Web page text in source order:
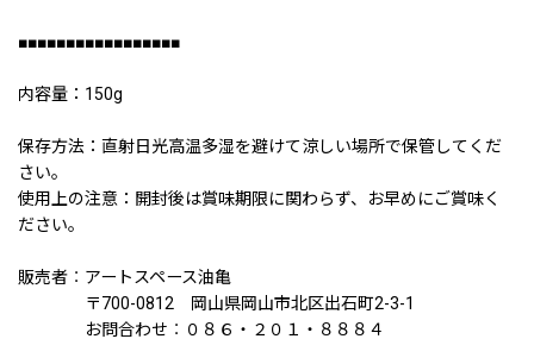
■■■■■■■■■■■■■■■■■
内容量：150g
保存方法：直射日光高温多湿を避けて涼しい場所で保管してくだ
さい。
使用上の注意：開封後は賞味期限に関わらず、お早めにご賞味く
ださい。
販売者︰アートスペース油亀
〒700-0812 岡山県岡山市北区出石町2-3-1
お問合わせ︰０８６・２０１・８８８４